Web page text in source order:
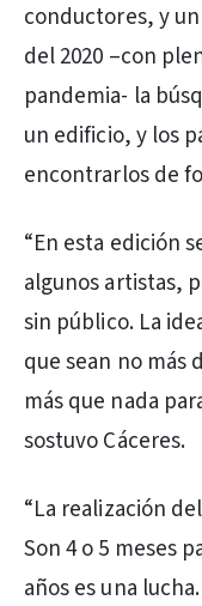
conductores, y
del 2020 –con
pandemia- la
un edificio, y los
encontrarlos de
“En esta edición
algunos artistas,
sin público. La
que sean no más
más que nada
sostuvo Cáceres.
“La realización
Son 4 o 5 meses
años es una